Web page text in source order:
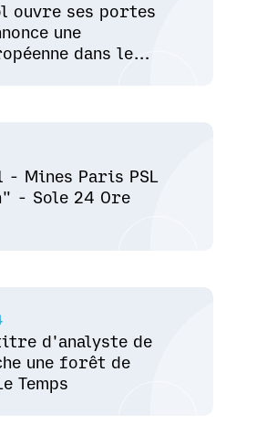
ouvre ses portes
une
dans le
- Mines Paris PSL
- Sole 24 Ore
d'analyste de
une forêt de
Temps